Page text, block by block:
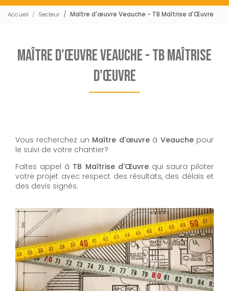
Accueil Secteur Maître d'œuvre Veauche - TB Maîtrise d'Œuvre
Maître d'œuvre Veauche - TB Maîtrise
d'Œuvre
Vous recherchez un Maître d'œuvreà Veauchepour
le suivi de votre chantier?
Faites appel à TB Maîtrise d'Œuvrequi saura piloter
votre projet avec respect des résultats, des délais et
des devis signés.